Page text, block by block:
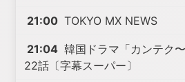
21:00 TOKYO MX NEWS
21:04 韓国ドラマ「カンテク
22話〔字幕スーパー〕